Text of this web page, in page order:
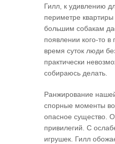
Гилл, к удивлению
периметре
большим собакам
появлении кого-то
время суток люди
практически
собираюсь делать.
Ранжирование
спорные моменты
опасное существо.
привилегий. С
игрушек. Гилл